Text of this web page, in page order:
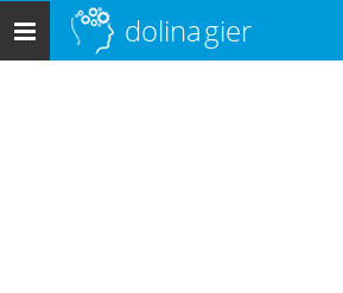
Menu
główne
dolinagier